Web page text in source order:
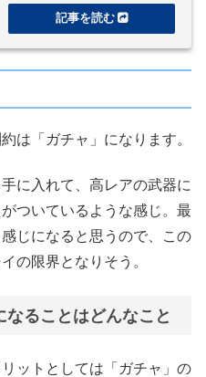
は「ガチャ」になります。
に入れて、高レアの武器に
ついているような感じ。最
じになると思うので、この
の限界となりそう。
ることはどんなこと
ットとしては「ガチャ」の